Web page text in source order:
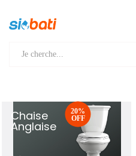
Chaise
Anglaise
20%
OFF